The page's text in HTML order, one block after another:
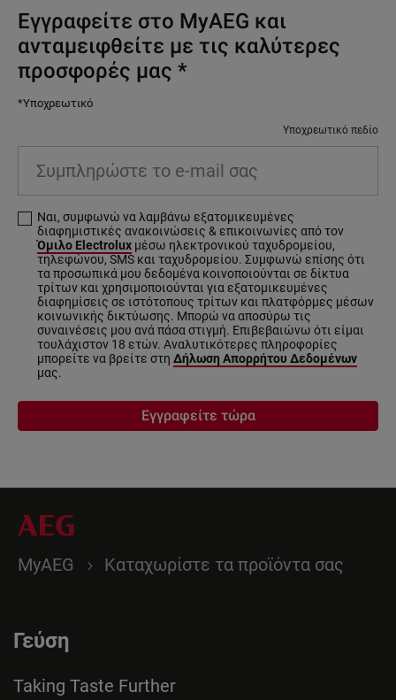
Εγγραφείτε στο MyAEG και
ανταμειφθείτε με τις καλύτερες
προσφορές μας *
*Υποχρεωτικό
Υποχρεωτικό πεδίο
Ναι, συμφωνώ να λαμβάνω εξατομικευμένες
διαφημιστικές ανακοινώσεις & επικοινωνίες από τον
Όμιλο Electrolux μέσω ηλεκτρονικού ταχυδρομείου,
τηλεφώνου, SMS και ταχυδρομείου. Συμφωνώ επίσης ότι
τα προσωπικά μου δεδομένα κοινοποιούνται σε δίκτυα
τρίτων και χρησιμοποιούνται για εξατομικευμένες
διαφημίσεις σε ιστότοπους τρίτων και πλατφόρμες μέσων
κοινωνικής δικτύωσης. Μπορώ να αποσύρω τις
συναινέσεις μου ανά πάσα στιγμή. Επιβεβαιώνω ότι είμαι
τουλάχιστον 18 ετών. Αναλυτικότερες πληροφορίες
μπορείτε να βρείτε στη Δήλωση Απορρήτου Δεδομένων
μας.
Εγγραφείτε τώρα
MyAEG Καταχωρίστε τα προϊόντα σας
Γεύση
Taking Taste Further